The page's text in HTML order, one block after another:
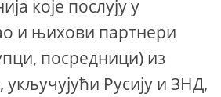
које послују у
и њихови партнери
посредници) из
Русију и ЗНД,